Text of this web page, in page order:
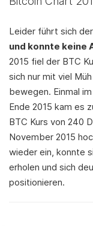
Leider führt sich der
und konnte keine
2015 fiel der BTC
sich nur mit viel
bewegen. Einmal
Ende 2015 kam es
BTC Kurs von 240
November 2015
wieder ein, konnte
erholen und sich
positionieren.